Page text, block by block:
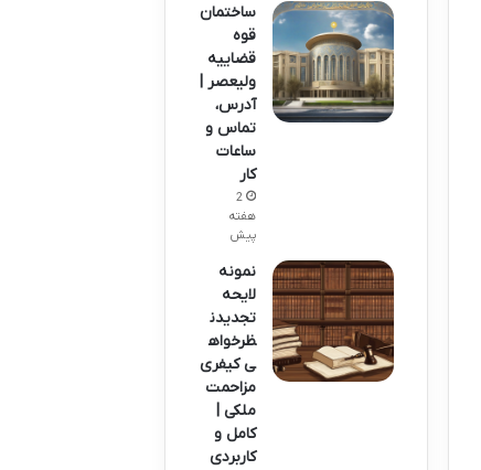
ساختمان
قوه
قضاییه
ولیعصر |
آدرس،
تماس و
ساعات
کار
2
هفته
پیش
نمونه
لایحه
تجدیدن
ظرخواه
ی کیفری
مزاحمت
ملکی |
کامل و
کاربردی